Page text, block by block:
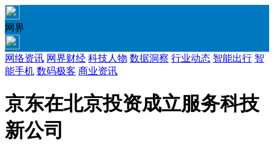
网界
网络资讯 网界财经 科技人物 数据洞察 行业动态 智能出行 智
能手机 数码极客 商业资讯
京东在北京投资成立服务科技
新公司